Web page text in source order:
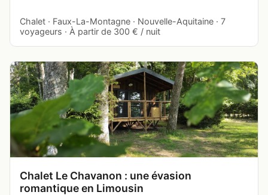
Chalet · Faux-La-Montagne · Nouvelle-Aquitaine · 7
voyageurs · À partir de 300 € / nuit
Chalet Le Chavanon : une évasion
romantique en Limousin